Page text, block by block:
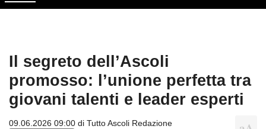
Il segreto dell’Ascoli
promosso: l’unione perfetta tra
giovani talenti e leader esperti
09.06.2026 09:00 di Tutto Ascoli Redazione